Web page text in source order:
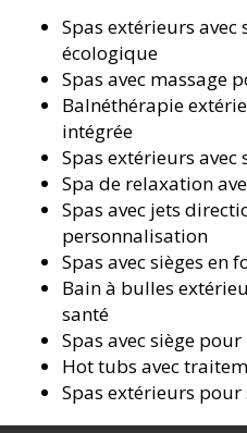
Spas extérieurs avec
écologique
Spas avec massage
Balnéthérapie
intégrée
Spas extérieurs
Spa de relaxation
Spas avec jets
personnalisation
Spas avec sièges en
Bain à bulles
santé
Spas avec siège
Hot tubs avec
Spas extérieurs